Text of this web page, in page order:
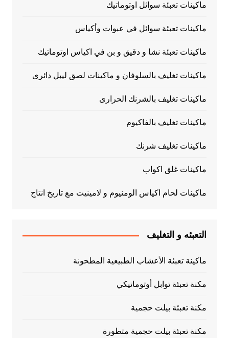
ماكينات تعبئة سوائل اوتوماتيك
ماكينات تعبئة سوائل في عبوات وأكياس
ماكينات تعبئة نشا و دقيق و بن في اكياس اوتوماتيك
ماكينات تغليف بالسلوفان و ماكينات لصق ليبل دائرى
ماكينات تغليف بالشرنك الحرارى
ماكينات تغليف بالفاكيوم
ماكينات تغليف شرنك
ماكينات غلق اكواب
ماكينات لحام اكياس الومنيوم و لامينيت مع تاريخ انتاج
التعبئه و التغليف
ماكينة تعبئة الأعشاب الطبيعية المطحونة
مكنة تعبئة توابل أوتوماتيكي
مكنة تعبئة بيلت حجمية
مكنة تعبئة بيلت حجمية متطورة